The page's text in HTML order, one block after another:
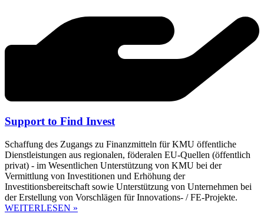
Support to Find Invest
Schaffung des Zugangs zu Finanzmitteln für KMU öffentliche
Dienstleistungen aus regionalen, föderalen EU-Quellen (öffentlich
privat) - im Wesentlichen Unterstützung von KMU bei der
Vermittlung von Investitionen und Erhöhung der
Investitionsbereitschaft sowie Unterstützung von Unternehmen bei
der Erstellung von Vorschlägen für Innovations- / FE-Projekte.
WEITERLESEN »